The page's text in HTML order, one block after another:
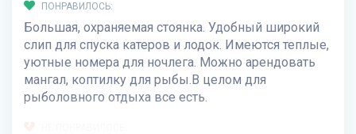
ПОНРАВИЛОСЬ:
Большая, охраняемая стоянка. Удобный широкий
слип для спуска катеров и лодок. Имеются теплые,
уютные номера для ночлега. Можно арендовать
мангал, коптилку для рыбы.В целом для
рыболовного отдыха все есть.